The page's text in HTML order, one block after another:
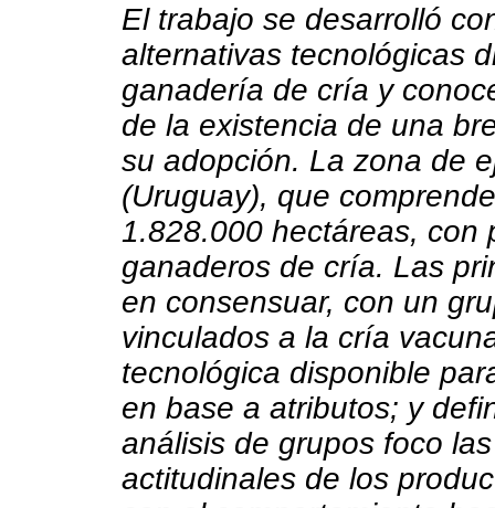
El trabajo se desarrolló
alternativas tecnológicas
ganadería de cría y
de la existencia de una
su adopción. La zona de
(Uruguay), que
1.828.000 hectáreas, con
ganaderos de cría. Las
en consensuar, con un
vinculados a la cría
tecnológica disponible
en base a atributos; y
análisis de grupos foco
actitudinales de los